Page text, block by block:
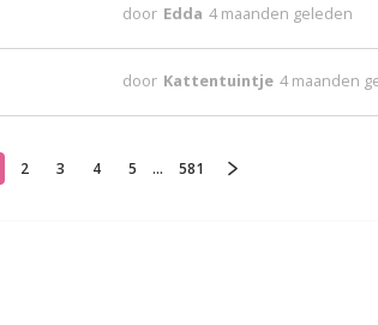
door Edda 4 maanden geleden
door Kattentuintje 4 maanden
2 3 4 5 ... 581